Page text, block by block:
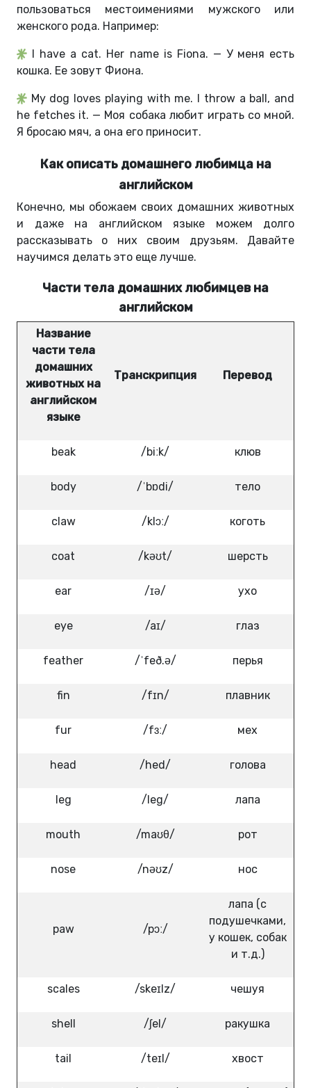
пользоваться местоимениями мужского или
женского рода. Например:
I have a cat. Her name is Fiona. — У меня есть
кошка. Ее зовут Фиона.
My dog loves playing with me. I throw a ball, and
he fetches it. — Моя собака любит играть со мной.
Я бросаю мяч, а она его приносит.
Как описать домашнего любимца на
английском
Конечно, мы обожаем своих домашних животных
и даже на английском языке можем долго
рассказывать о них своим друзьям. Давайте
научимся делать это еще лучше.
Части тела домашних любимцев на
английском
Название
части тела
домашних
животных на
английском
языке
Транскрипция Перевод
beak /biːk/ клюв
body /ˈbɒdi/ тело
claw /klɔː/ коготь
coat /kəʊt/ шерсть
ear /ɪə/ ухо
eye /aɪ/ глаз
feather /ˈfeð.ə/ перья
fin /fɪn/ плавник
fur /fɜː/ мех
head /hed/ голова
leg /leg/ лапа
mouth /maʊθ/ рот
nose /nəʊz/ нос
paw /pɔː/
лапа (с
подушечками,
у кошек, собак
и т.д.)
scales /skeɪlz/ чешуя
shell /ʃel/ ракушка
tail /teɪl/ хвост